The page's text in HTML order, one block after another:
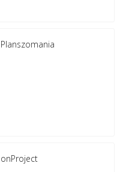
Planszomania
onProject